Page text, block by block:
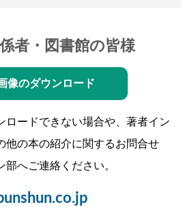
者・図書館の皆様
像のダウンロード
ロードできない場合や、著者イン
他の本の紹介に関するお問合せ
へご連絡ください。